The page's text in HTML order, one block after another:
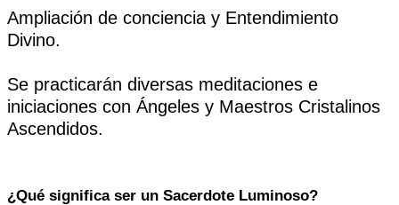
Ampliación de conciencia y Entendimiento
Divino.
Se practicarán diversas meditaciones e
iniciaciones con Ángeles y Maestros Cristalinos
Ascendidos.
¿Qué significa ser un Sacerdote Luminoso?